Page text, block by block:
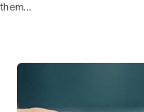
them...